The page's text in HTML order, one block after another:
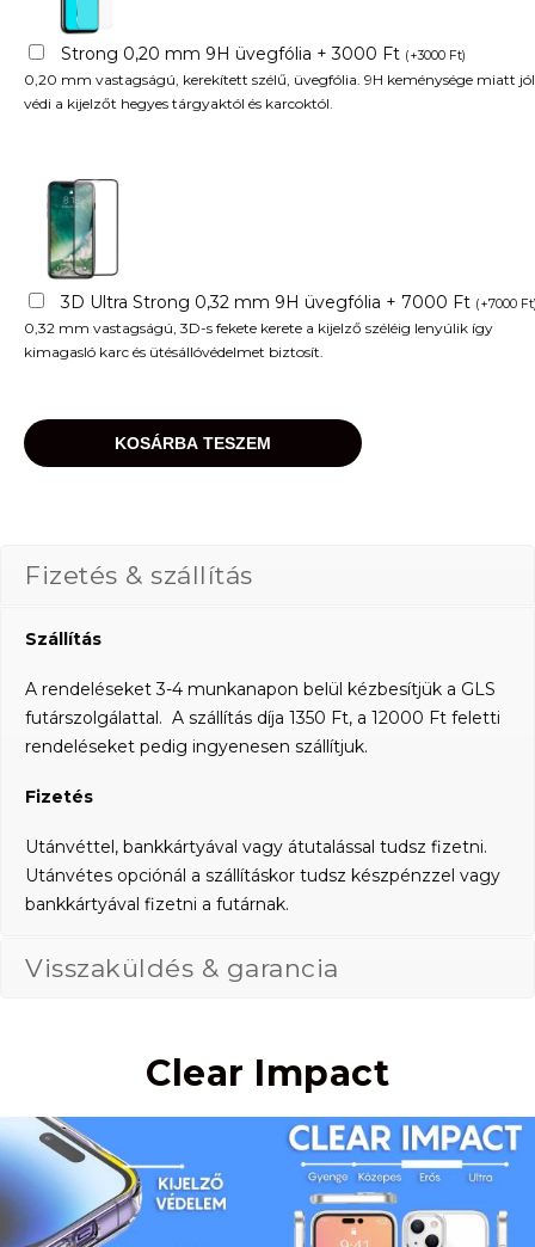
Strong 0,20 mm 9H üvegfólia + 3000 Ft (+3000 Ft)
0,20 mm vastagságú, kerekített szélű, üvegfólia. 9H keménysége miatt jól
védi a kijelzőt hegyes tárgyaktól és karcoktól.
3D Ultra Strong 0,32 mm 9H üvegfólia + 7000 Ft (+7000 Ft
0,32 mm vastagságú, 3D-s fekete kerete a kijelző széléig lenyúlik így
kimagasló karc és ütésállóvédelmet biztosít.
KOSÁRBA TESZEM
Fizetés & szállítás
Szállítás
A rendeléseket 3-4 munkanapon belül kézbesítjük a GLS
futárszolgálattal. A szállítás díja 1350 Ft, a 12000 Ft feletti
rendeléseket pedig ingyenesen szállítjuk.
Fizetés
Utánvéttel, bankkártyával vagy átutalással tudsz fizetni.
Utánvétes opciónál a szállításkor tudsz készpénzzel vagy
bankkártyával fizetni a futárnak.
Visszaküldés & garancia
Clear Impact